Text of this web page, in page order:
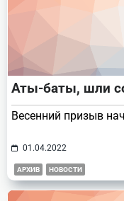
Аты-баты, шли
Весенний призыв
01.04.2022
АРХИВ НОВОСТИ